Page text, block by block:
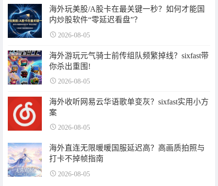
海外玩美股/A股卡在最关键一秒？如何才能国
内炒股软件“零延迟看盘”？
2026-08-05
海外游玩元气骑士前传组队频繁掉线？sixfast带
你杀出重围!
2026-08-05
海外收听网易云华语歌单变灰？sixfast实用小方
案
2026-08-05
海外直连无限暖暖国服延迟高？高画质拍照与
打卡不掉帧指南
2026-08-05